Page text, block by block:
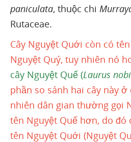
paniculata, thuộc chi
Rutaceae.
Cây Nguyệt Quới còn có
Nguyệt Quý, tuy nhiên nó
cây Nguyệt Quế (Laurus
phần so sánh hai cây này
nhiên dân gian thường gọi
tên Nguyệt Quế hơn, do đó
tên Nguyệt Quới (Nguyệt